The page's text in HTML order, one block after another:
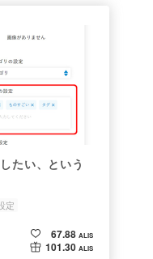
たい、という
定
67.88 ALIS
101.30 ALIS